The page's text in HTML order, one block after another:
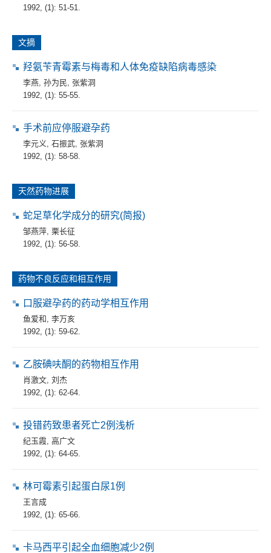
1992, (1): 51-51.
文摘
羟氨苄青霉素与梅毒和人体免疫缺陷病毒感染
李燕 孙为民
张紫洞
1992, (1): 55-55.
手术前应停服避孕药
李元义 石振武 张紫洞
1992, (1): 58-58.
天然药物进展
蛇足草化学成分的研究(简报)
邹燕萍 栗长征
1992, (1): 56-58.
药物不良反应和相互作用
口服避孕药的药动学相互作用
鱼爱和
李万亥
1992, (1): 59-62.
乙胺碘呋酮的药物相互作用
肖激文 刘杰
1992, (1): 62-64.
投错药致患者死亡2例浅析
纪玉霞 高广文
1992, (1): 64-65.
林可霉素引起蛋白尿1例
王言成
1992, (1): 65-66.
卡马西平引起全血细胞减少2例